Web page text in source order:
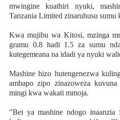
mwingine kuathiri nyuki,
Tanzania Limited zinaruhusu
Kwa mujibu wa Kitosi, mzinga
gramu 0.8 hadi 1.5 za sumu
kutegemeana na idadi ya nyuki
Mashine hizo hutengenezwa
ambapo zipo zinazoweza
mingi kwa wakati mmoja.
"Bei ya mashine ndogo inaanzia